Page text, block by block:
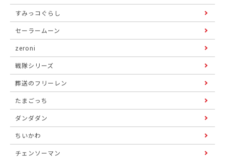
すみっコぐらし
セーラームーン
zeroni
戦隊シリーズ
葬送のフリーレン
たまごっち
ダンダダン
ちいかわ
チェンソーマン